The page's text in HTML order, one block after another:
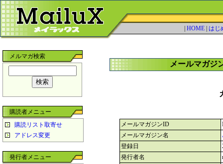
HOME| はじ
メルマガ検索
購読者メニュー
購読リスト取寄せ
アドレス変更
発行者メニュー
メールマガジ
メールマガジンID
メールマガジン名
登録日
発行者名